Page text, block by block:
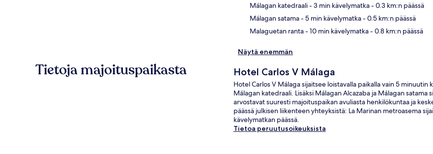
Málagan katedraali- 3 min kävelymatka- 0.3 km:n päässä
Málagan satama- 5 min kävelymatka- 0.5 km:n päässä
Malaguetan ranta- 10 min kävelymatka- 0.8 km:n päässä
Näytä enemmän
Tietoja majoituspaikasta Hotel Carlos V Málaga
Hotel Carlos V Málaga sijaitsee loistavalla paikalla vain 5
Málagan katedraali. Lisäksi Málagan Alcazaba ja Málagan
arvostavat suuresti majoituspaikan avuliasta henkilökuntaa ja
päässä julkisen liikenteen yhteyksistä: La Marinan metroasema
kävelymatkan päässä.
Tietoa peruutusoikeuksista